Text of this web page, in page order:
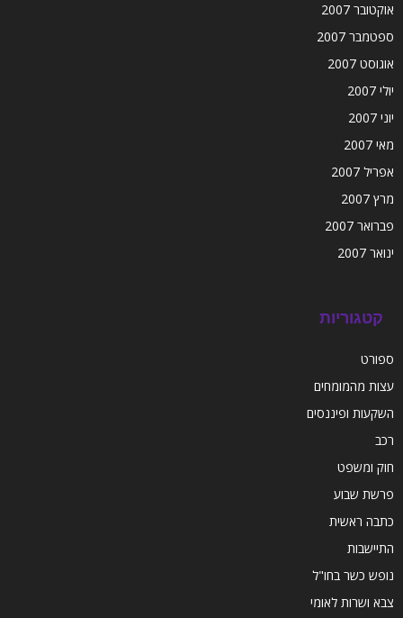
אוקטובר 2007
ספטמבר 2007
אוגוסט 2007
יולי 2007
יוני 2007
מאי 2007
אפריל 2007
מרץ 2007
פברואר 2007
ינואר 2007
קטגוריות
ספורט
עצות מהמומחים
השקעות ופיננסים
רכב
חוק ומשפט
פרשת שבוע
כתבה ראשית
התיישבות
נופש כשר בחו"ל
צבא ושרות לאומי